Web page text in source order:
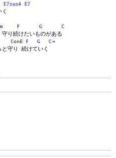
E7sus4
E7
F G
C
続けたいものがある
ConE F G C→
と守り 続けていく